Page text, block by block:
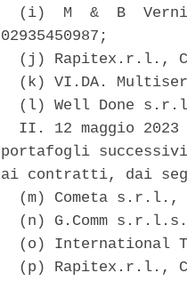
(i)  M  &  B
02935450987;
(j) Rapitex.r.l.,
(k) VI.DA.
(l) Well Done
II. 12 maggio 2023
portafogli
ai contratti, dai
(m) Cometa
(n) G.Comm
(o) International
(p) Rapitex.r.l.,